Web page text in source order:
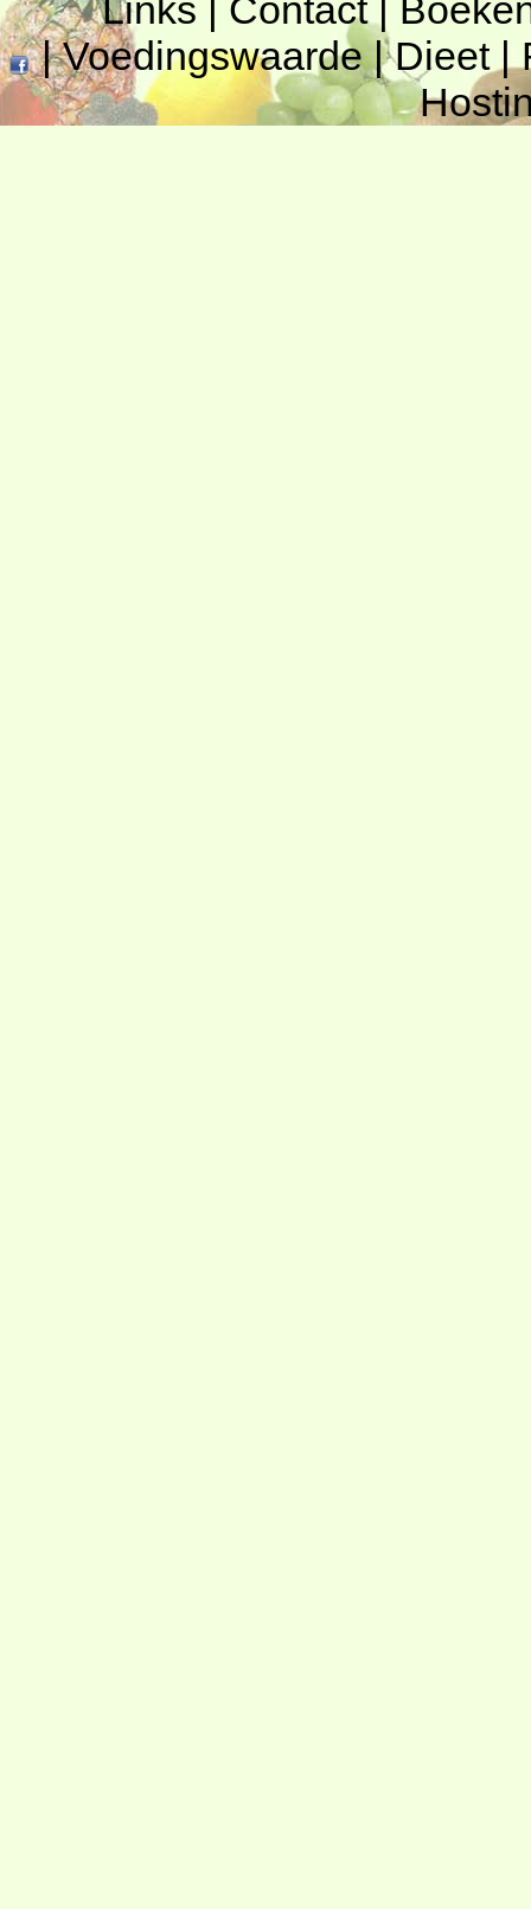
Links Contact|
|Voedingswaarde|Dieet|